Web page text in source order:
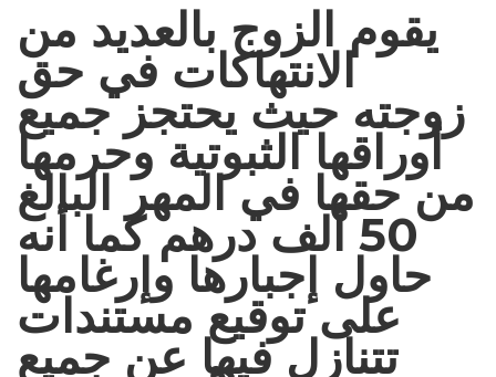
يقوم الزوج بالعديد من
الانتهاكات في حق
زوجته حيث يحتجز جميع
أوراقها الثبوتية وحرمها
من حقها في المهر البالغ
50 ألف درهم كما أنه
حاول إجبارها وإرغامها
على توقيع مستندات
تتنازل فيها عن جميع